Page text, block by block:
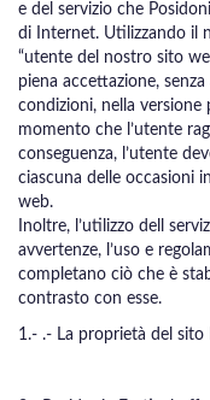
e del servizio che
di Internet. Utilizzando il
“utente del nostro sito
piena accettazione,
condizioni, nella versione
momento che l’utente
conseguenza, l’utente
ciascuna delle occasioni
web.
Inoltre, l’utilizzo dell
avvertenze, l’uso e
completano ciò che è
contrasto con esse.
1.- .- La proprietà del sito